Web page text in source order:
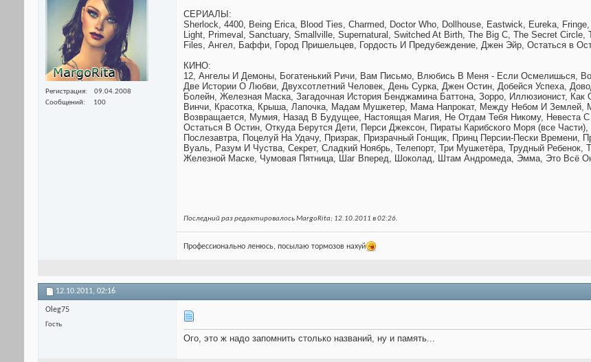
Регистрация
09.04.2008
Сообщений
100
СЕРИАЛЫ:
Sherlock, 4400, Being Erica, Blood Ties, Charmed, Doctor Who, Dollhouse, Eastwick, Eureka,
Light, Primeval, Sanctuary, Smallville, Supernatural, Switched At Birth, The Big C, The Secret
Files, Ангел, Баффи, Город Пришельцев, Гордость И Предубеждение, Джен Эйр, Остаться в
КИНО:
12, Ангелы И Демоны, Богатенький Ричи, Вам Письмо, Влюбись В Меня - Если Осмелишься,
Две Истории О Любви, Двухсотлетний Человек, День Сурка, Джен Остин, Добейся Успеха,
Болейн, Железная Маска, Загадочная История Бенджамина Баттона, Зорро, Иллюзионист,
Винчи, Красотка, Крыша, Лапочка, Мадам Мушкетер, Мама Напрокат, Между Небом И
Возвращается, Мумия, Назад В Будущее, Настоящая Магия, Не Отдам Тебя Никому,
Остаться В Остин, Откуда Берутся Дети, Перси Джексон, Пираты Карибского Моря (все
Послезавтра, Поцелуй На Удачу, Призрак, Призрачный Гонщик, Принц Персии-Пески Времени,
Вуаль, Разум И Чуства, Секрет, Сладкий Ноябрь, Телепорт, Три Мушкетёра, Трудный
Железной Маске, Чумовая Пятница, Шаг Вперед, Шоколад, Штам Андромеда, Эмма, Это Всё
Последний раз редактировалось MargoRita; 12.10.2011 в02:26.
Профессионально ленюсь, посылаю тормозов нахуй
12.10.2011, 02:16
Oleg75
Гость
Ого, это ж надо запомнить столько названий, ну и память...